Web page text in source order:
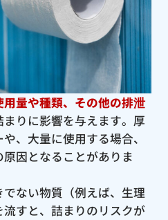
用量や種類、その他の排泄
りに影響を与えます。厚
、大量に使用する場合、
因となることがありま
ない物質（例えば、生理
すと、詰まりのリスクが